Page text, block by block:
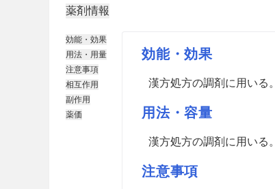
薬剤情報
効能・効果
用法・用量
注意事項
相互作用
副作用
薬価
効能・効果
漢方処方の調剤に用いる。
用法・容量
漢方処方の調剤に用いる。
注意事項